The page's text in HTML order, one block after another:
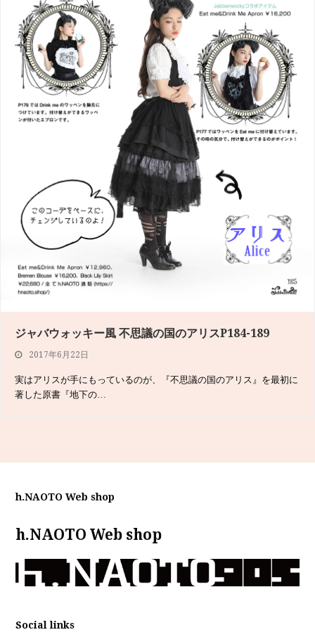
ジャバウォッキー風 不思議の国のアリスP184-189
2017年6月22日
実はアリスが手にもっているのが、『不思議の国のアリス』を最初に
著した原書『地下の…
h.NAOTO Web shop
h.NAOTO Web shop
Social links